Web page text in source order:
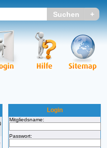
Login
Mitgliedsname:
Passwort: